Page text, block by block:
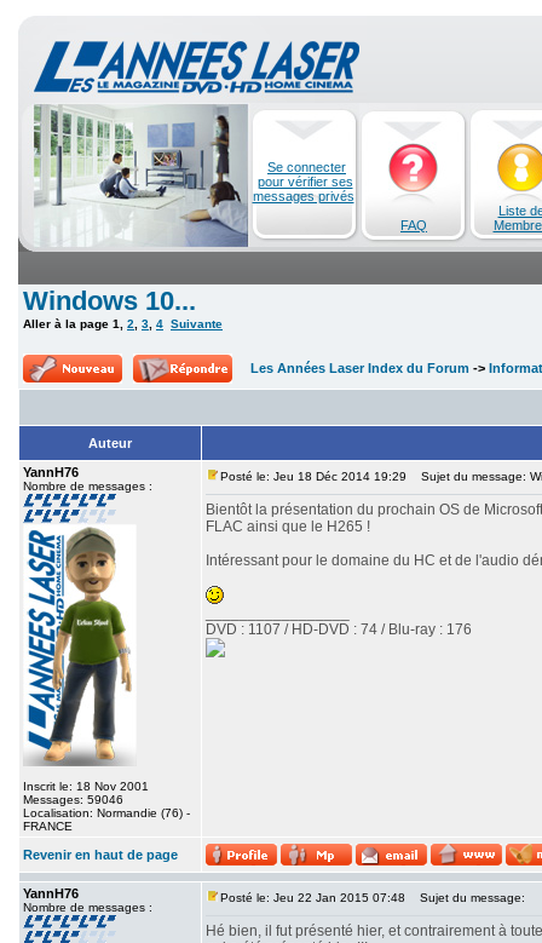
Se connecter
pour vérifier ses
messages privés
FAQ
Liste
Windows 10...
Aller à la page 1 2 3 4 Suivante
Les Années Laser Index du Forum ->
Auteur
YannH76
Nombre de messages :
Inscrit le: 18 Nov 2001
Messages: 59046
Localisation: Normandie (76) -
FRANCE
Posté le: Jeu 18 Déc 2014 19:29 Sujet du message:
Bientôt la présentation du prochain OS de
FLAC ainsi que le H265 !
Intéressant pour le domaine du HC et de l'audio
DVD : 1107 / HD-DVD : 74 / Blu-ray : 176
Revenir en haut de page
YannH76
Nombre de messages :
Posté le: Jeu 22 Jan 2015 07:48 Sujet du message:
Hé bien, il fut présenté hier, et contrairement à